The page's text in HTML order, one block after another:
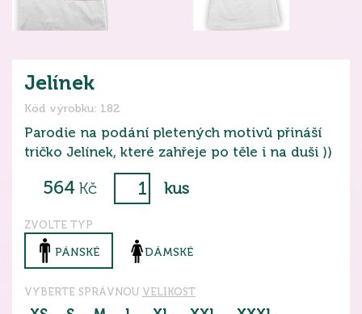
Jelínek
Kód výrobku: 182
Parodie na podání pletených motivů přináší
tričko Jelínek, které zahřeje po těle i na duši ))
564 Kč kus
ZVOLTE TYP
PÁNSKÉ DÁMSKÉ
VYBERTE SPRÁVNOU VELIKOST